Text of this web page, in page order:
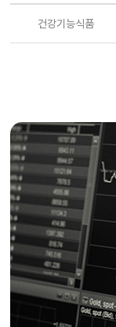
건강기능식품